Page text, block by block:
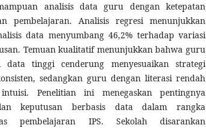
analisis data guru dengan ketepatan
pembelajaran. Analisis regresi menunjukkan
data menyumbang 46,2% terhadap variasi
Temuan kualitatif menunjukkan bahwa guru
tinggi cenderung menyesuaikan strategi
sedangkan guru dengan literasi rendah
Penelitian ini menegaskan pentingnya
keputusan berbasis data dalam rangka
pembelajaran IPS. Sekolah disarankan